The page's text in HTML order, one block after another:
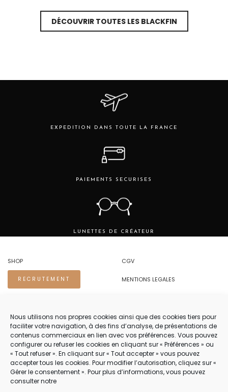
Nous utilisons nos propres cookies ainsi que des cookies tiers pour
faciliter votre navigation, à des fins d’analyse, de présentations de
contenus commerciaux en lien avec vos préférences. Vous pouvez
configurer ou refuser les cookies en cliquant sur « Préférences » ou
« Tout refuser ». En cliquant sur « Tout accepter » vous pouvez
accepter tous les cookies. Pour modifier l’autorisation, cliquez sur «
Gérer le consentement ». Pour plus d’informations, vous pouvez
consulter notre
variations.
être
DÉCOUVRIR TOUTES LES BLACKFIN
EXPEDITION DANS TOUTE LA FRANCE
PAIEMENTS SECURISES
LUNETTES DE CRÉATEUR
SHOP
RECRUTEMENT
CGV
MENTIONS LEGALES
NOUS CONTACTER.
TEL 04 94 83 73 22
PRENDRE RENDEZ-VOUS 04 94 83 73 22